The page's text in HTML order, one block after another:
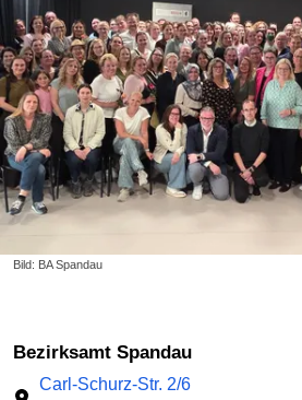
Bild: BA Spandau
Bezirksamt Spandau
Carl-Schurz-Str. 2/6